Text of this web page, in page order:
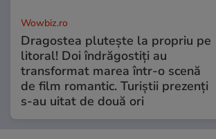
Wowbiz.ro
Dragostea plutește la propriu pe
litoral! Doi îndrăgostiți au
transformat marea într-o scenă
de film romantic. Turiștii prezenți
s-au uitat de două ori